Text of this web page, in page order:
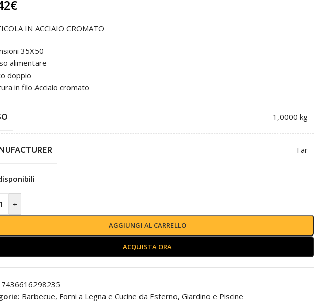
€
IN ACCIAIO CROMATO
35X50
alimentare
doppio
in filo Acciaio cromato
1,0000 kg
Far
+
AGGIUNGI AL CARRELLO
ACQUISTA ORA
7436616298235
Barbecue, Forni a Legna e Cucine da Esterno, Giardino e Piscine